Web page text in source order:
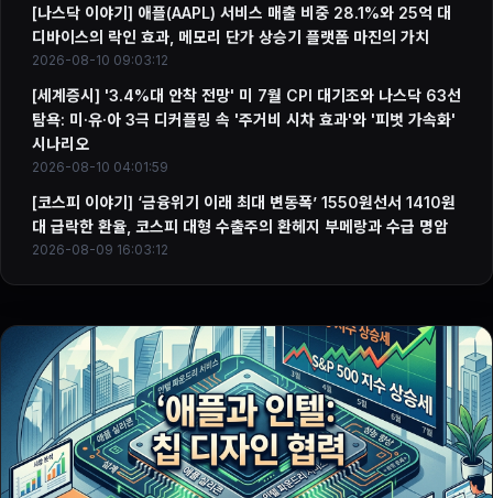
[나스닥 이야기] 애플(AAPL) 서비스 매출 비중 28.1%와 25억 대
디바이스의 락인 효과, 메모리 단가 상승기 플랫폼 마진의 가치
2026-08-10 09:03:12
[세계증시] '3.4%대 안착 전망' 미 7월 CPI 대기조와 나스닥 63선
탐욕: 미·유·아 3극 디커플링 속 '주거비 시차 효과'와 '피벗 가속화'
시나리오
2026-08-10 04:01:59
[코스피 이야기] ‘금융위기 이래 최대 변동폭’ 1550원선서 1410원
대 급락한 환율, 코스피 대형 수출주의 환헤지 부메랑과 수급 명암
2026-08-09 16:03:12